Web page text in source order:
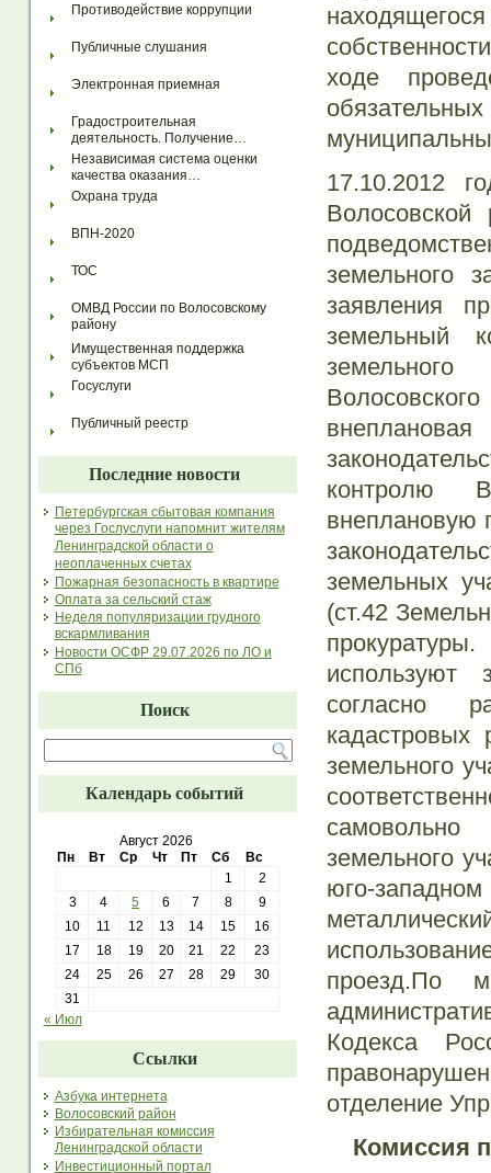
Противодействие коррупции
Публичные слушания
Электронная приемная
Градостроительная
деятельность. Получение…
Независимая система оценки
качества оказания…
Охрана труда
ВПН-2020
ТОС
ОМВД России по Волосовскому
району
Имущественная поддержка
субъектов МСП
Госуслуги
Публичный реестр
Последние новости
Петербургская сбытовая компания
через Гослуслуги напомнит жителям
Ленинградской области о
неоплаченных счетах
Пожарная безопасность в квартире
Оплата за сельский стаж
Неделя популяризации грудного
вскармливания
Новости ОСФР 29.07.2026 по ЛО и
СПб
Поиск
Календарь событий
Август 2026
Пн
Вт Ср Чт Пт Сб
Вс
1
2
3
4 5 6 7 8
9
10
11 12 13 14 15
16
17
18 19 20 21 22
23
24
25 26 27 28 29
30
31
« Июл
Ссылки
Азбука интернета
Волосовский район
Избирательная комиссия
Ленинградской области
Инвестиционный портал
ходе
17.10.2012
земельного
заявления
земельный
земельного
контролю
внеплановую
земельных
(ст.42
используют
согласно
земельного
земельного
юго-
проезд.По
Кодекса
отделение
Комиссия